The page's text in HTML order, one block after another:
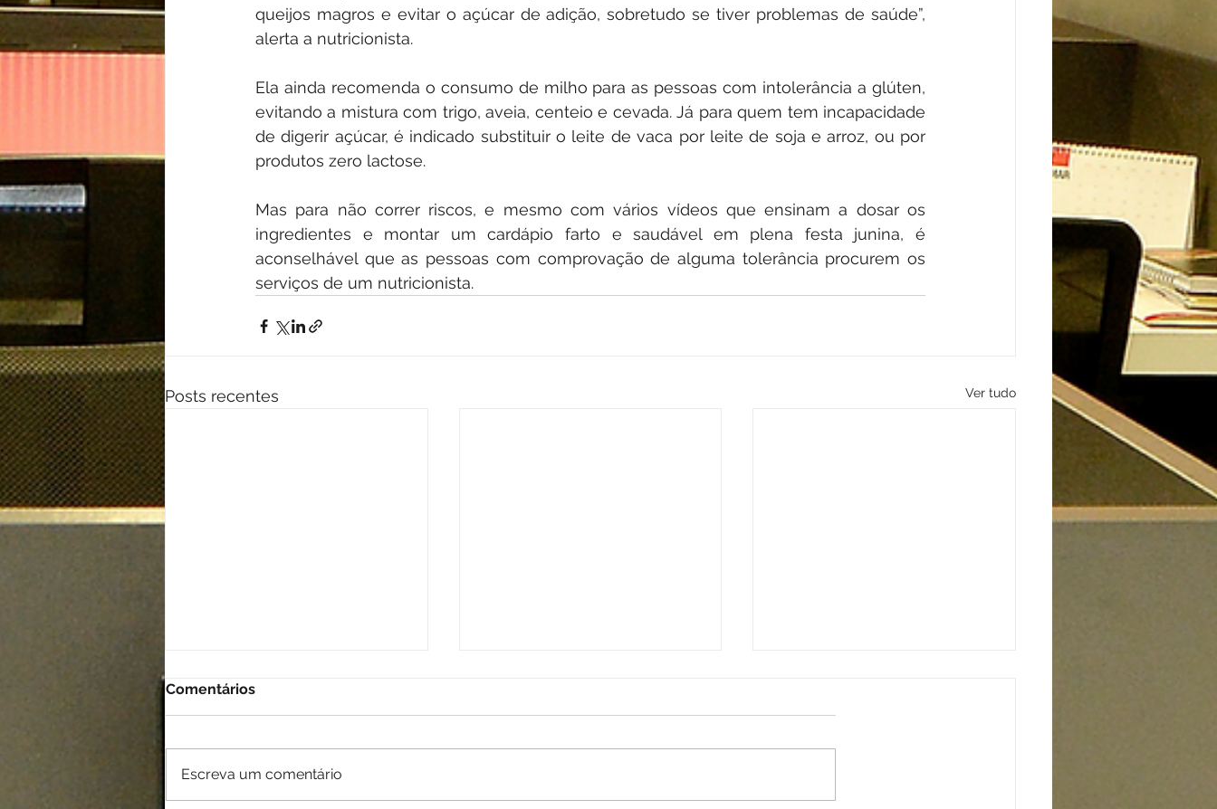
queijos magros e evitar o açúcar de adição, sobretudo se tiver problemas de saúde”,
alerta a nutricionista.
Ela ainda recomenda o consumo de milho para as pessoas com intolerância a glúten,
evitando a mistura com trigo, aveia, centeio e cevada. Já para quem tem incapacidade
de digerir açúcar, é indicado substituir o leite de vaca por leite de soja e arroz, ou por
produtos zero lactose.
Mas para não correr riscos, e mesmo com vários vídeos que ensinam a dosar os
ingredientes e montar um cardápio farto e saudável em plena festa junina, é
aconselhável que as pessoas com comprovação de alguma tolerância procurem os
serviços de um nutricionista.
Posts recentes Ver tudo
Comentários
Escreva um comentário